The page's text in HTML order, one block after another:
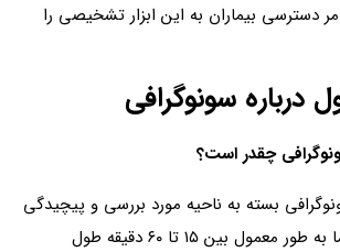
دسترسی بیماران به این ابزار تشخیصی را
درباره سونوگرافی
چقدر است؟
بسته به ناحیه مورد بررسی و پیچیدگی
آن متفاوت است، اما به طور معمول بین ۱۵ تا ۶۰ دقیقه طول